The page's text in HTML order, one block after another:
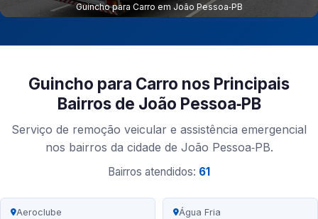
Guincho para Carro em João Pessoa‑PB
Guincho para Carro nos Principais
Bairros de João Pessoa‑PB
Serviço de remoção veicular e assistência emergencial
nos bairros da cidade de João Pessoa‑PB.
Bairros atendidos: 61
Aeroclube Água Fria